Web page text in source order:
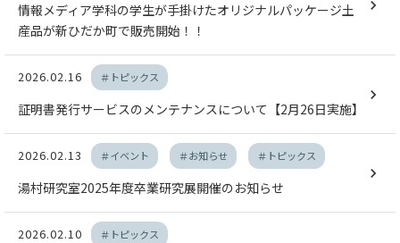
情報メディア学科の学生が手掛けたオリジナルパッケージ土
産品が新ひだか町で販売開始！！
2026.02.16 ＃トピックス
証明書発行サービスのメンテナンスについて【2月26日実施】
2026.02.13 ＃イベント ＃お知らせ ＃トピックス
湯村研究室2025年度卒業研究展開催のお知らせ
2026.02.10 ＃トピックス